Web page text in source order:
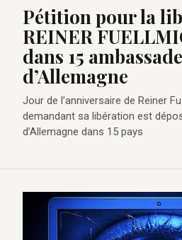
Pétition pour la
REINER
dans 15
d’Allemagne
Jour de l’anniversaire de Reiner
demandant sa libération est
d’Allemagne dans 15 pays